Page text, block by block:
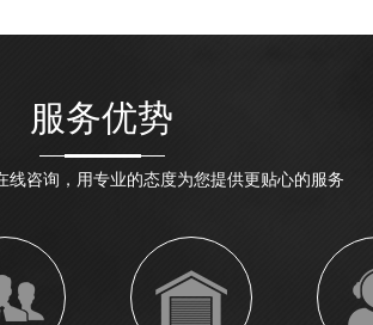
服务优势
线咨询，用专业的态度为您提供更贴心的服务